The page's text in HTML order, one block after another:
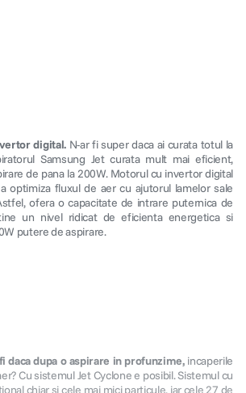
digital.N-ar fi super daca ai curata totul la
Samsung Jet curata mult mai eficient,
de pana la 200W. Motorul cu invertor digital
optimiza fluxul de aer cu ajutorul lamelor sale
ofera o capacitate de intrare puternica de
un nivel ridicat de eficienta energetica si
putere de aspirare.
daca dupa o aspirare in profunzime,incaperile
Cu sistemul Jet Cyclone e posibil. Sistemul cu
chiar si cele mai mici particule, iar cele 27 de